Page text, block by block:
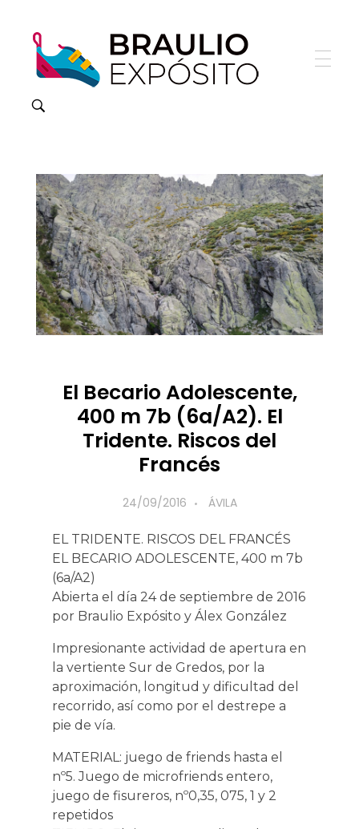
El Becario Adolescente,
400 m 7b (6a/A2). El
Tridente. Riscos del
Francés
24/09/2016 ÁVILA
EL TRIDENTE. RISCOS DEL FRANCÉS
EL BECARIO ADOLESCENTE, 400 m 7b
(6a/A2)
Abierta el día 24 de septiembre de 2016
por Braulio Expósito y Álex González
Impresionante actividad de apertura en
la vertiente Sur de Gredos, por la
aproximación, longitud y dificultad del
recorrido, así como por el destrepe a
pie de vía.
MATERIAL: juego de friends hasta el
nº5. Juego de microfriends entero,
juego de fisureros, nº0,35, 075, 1 y 2
repetidos